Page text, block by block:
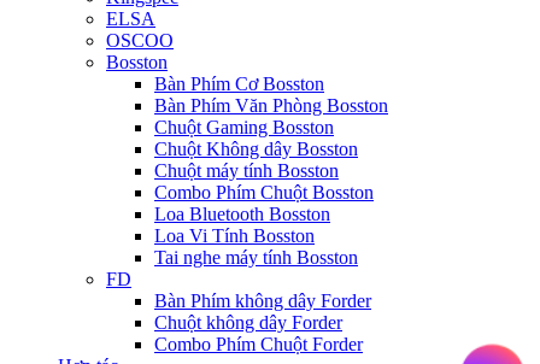
ELSA
OSCOO
Bosston
Bàn Phím Cơ Bosston
Bàn Phím Văn Phòng Bosston
Chuột Gaming Bosston
Chuột Không dây Bosston
Chuột máy tính Bosston
Combo Phím Chuột Bosston
Loa Bluetooth Bosston
Loa Vi Tính Bosston
Tai nghe máy tính Bosston
FD
Bàn Phím không dây Forder
Chuột không dây Forder
Combo Phím Chuột Forder